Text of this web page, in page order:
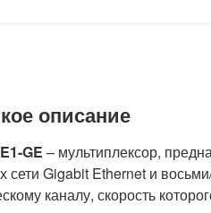
описание
GE – мультиплексор,
сети Gigabit Ethernet и
каналу, скорость